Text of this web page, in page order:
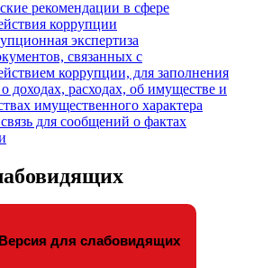
рекомендации в сфере
коррупции
экспертиза
связанных с
коррупции, для заполнения
доходах, расходах, об имуществе и
имущественного характера
для сообщений о фактах
Версия для слабовидящих